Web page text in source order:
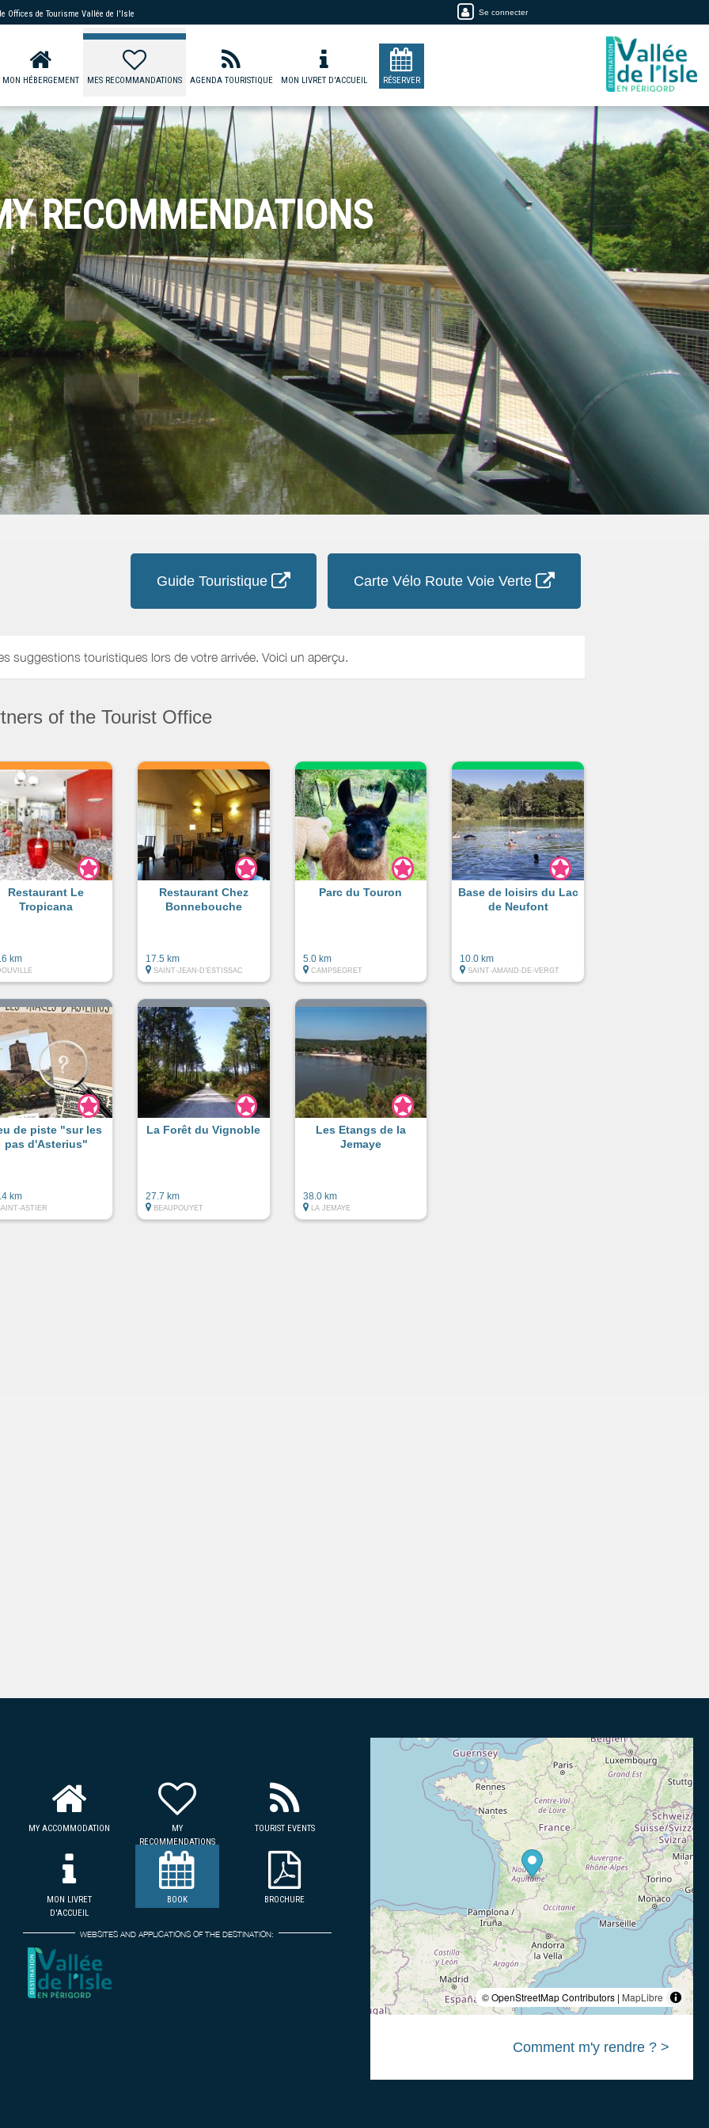
Offices de Tourisme Vallée de l'Isle Se connecter
MON HÉBERGEMENT MES RECOMMANDATIONS AGENDA TOURISTIQUE MON LIVRET D'ACCUEIL RÉSERVER
RECOMMENDATIONS
Guide Touristique Carte Vélo Route Voie Verte
suggestions touristiques lors de votre arrivée. Voici un aperçu.
of the Tourist Office
Restaurant Le
Tropicana
km
Restaurant Chez
Bonnebouche
17.5 km
SAINT-JEAN-D'ESTISSAC
Parc du Touron
5.0 km
CAMPSEGRET
Base de loisirs du Lac
de Neufont
10.0 km
SAINT-AMAND-DE-VERGT
de piste "sur les
pas d'Asterius"
km
ASTIER
La Forêt du Vignoble
27.7 km
BEAUPOUYET
Les Etangs de la
Jemaye
38.0 km
LA JEMAYE
MY ACCOMMODATION
MY
RECOMMENDATIONS
TOURIST EVENTS
MON LIVRET
D'ACCUEIL
BOOK BROCHURE
WEBSITES AND APPLICATIONS OF THE DESTINATION:
© OpenStreetMap Contributors | MapLibre
Comment m'y rendre ? >